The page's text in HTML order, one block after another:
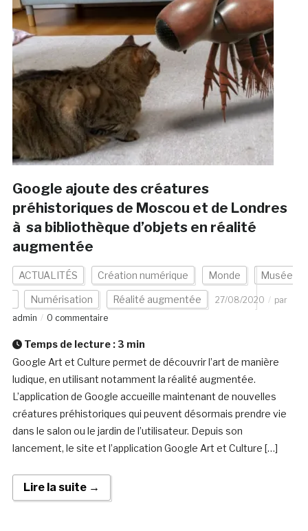
Google ajoute des créatures
préhistoriques de Moscou et de Londres
à sa bibliothèque d’objets en réalité
augmentée
ACTUALITÉS Création numérique Monde Musée
Numérisation Réalité augmentée 27/08/2020
par
admin
0 commentaire
Temps de lecture : 3 min
Google Art et Culture permet de découvrir l’art de manière
ludique, en utilisant notamment la réalité augmentée.
L’application de Google accueille maintenant de nouvelles
créatures préhistoriques qui peuvent désormais prendre vie
dans le salon ou le jardin de l’utilisateur. Depuis son
lancement, le site et l’application Google Art et Culture […]
Lire la suite →